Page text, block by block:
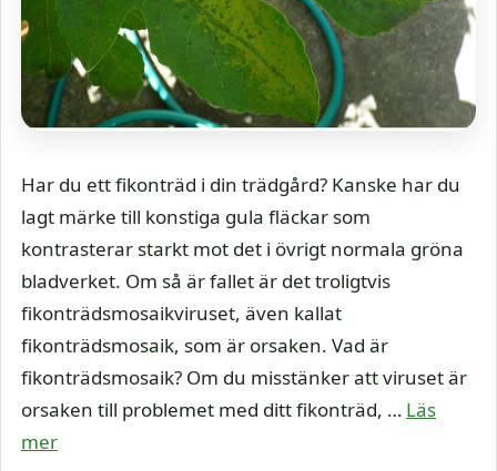
Har du ett fikonträd i din trädgård? Kanske har du
lagt märke till konstiga gula fläckar som
kontrasterar starkt mot det i övrigt normala gröna
bladverket. Om så är fallet är det troligtvis
fikonträdsmosaikviruset, även kallat
fikonträdsmosaik, som är orsaken. Vad är
fikonträdsmosaik? Om du misstänker att viruset är
orsaken till problemet med ditt fikonträd, … Läs
mer